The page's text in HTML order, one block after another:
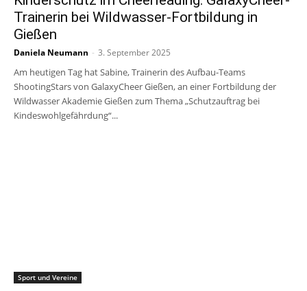
Trainerin bei Wildwasser-Fortbildung in
Gießen
Daniela Neumann - 3. September 2025
Am heutigen Tag hat Sabine, Trainerin des Aufbau-Teams
ShootingStars von GalaxyCheer Gießen, an einer Fortbildung der
Wildwasser Akademie Gießen zum Thema „Schutzauftrag bei
Kindeswohlgefährdung“...
Sport und Vereine